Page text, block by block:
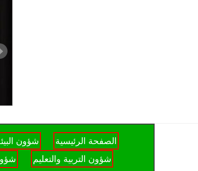
الصفحة الرئيسية شؤون
شؤون التربية والتعليم